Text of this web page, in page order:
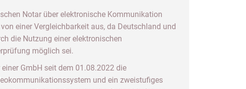
Notar über elektronische Kommunikation
einer Vergleichbarkeit aus, da Deutschland und
die Nutzung einer elektronischen
möglich sei.
GmbH seit dem 01.08.2022 die
und ein zweistufiges